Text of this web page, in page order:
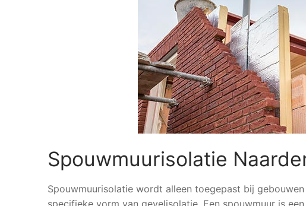
Spouwmuurisolatie
Spouwmuurisolatie wordt alleen toegepast bij